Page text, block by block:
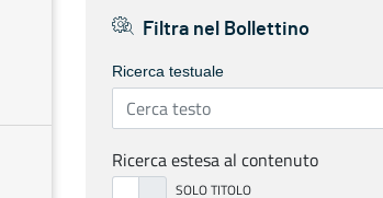
Filtra nel Bollettino
Ricerca testuale
Ricerca estesa al contenuto